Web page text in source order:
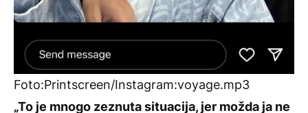
Foto:Printscreen/Instagram:voyage.mp3
„To je mnogo zeznuta situacija, jer možda ja ne